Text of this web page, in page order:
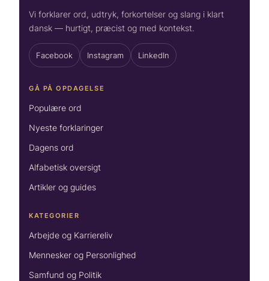
Vi forklarer ord, udtryk, forkortelser og slang i klart
dansk — hurtigt, præcist og med kontekst.
Facebook Instagram LinkedIn
GÅ PÅ OPDAGELSE
Populære ord
Nyeste forklaringer
Dagens ord
Alfabetisk oversigt
Artikler og guides
KATEGORIER
Arbejde og Karriereliv
Mennesker og Personlighed
Samfund og Politik